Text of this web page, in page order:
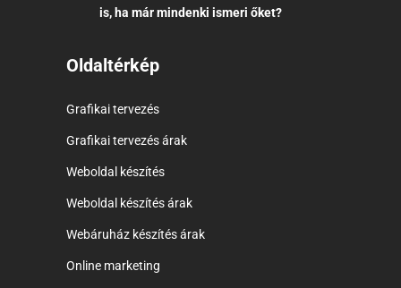
is, ha már mindenki ismeri őket?
Oldaltérkép
Grafikai tervezés
Grafikai tervezés árak
Weboldal készítés
Weboldal készítés árak
Webáruház készítés árak
Online marketing